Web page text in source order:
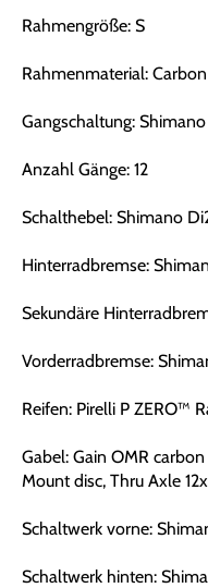
Rahmengröße: S
Rahmenmaterial: Carbon
Gangschaltung:
Anzahl Gänge: 12
Schalthebel: Shimano
Hinterradbremse:
Sekundäre
Vorderradbremse:
Reifen: Pirelli P ZERO™
Gabel: Gain OMR
Mount disc, Thru Axle
Schaltwerk vorne:
Schaltwerk hinten: